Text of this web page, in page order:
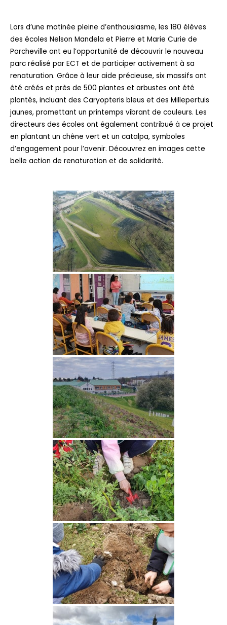
Lors d’une matinée pleine d’enthousiasme, les 180 élèves
des écoles Nelson Mandela et Pierre et Marie Curie de
Porcheville ont eu l’opportunité de découvrir le nouveau
parc réalisé par ECT et de participer activement à sa
renaturation. Grâce à leur aide précieuse, six massifs ont
été créés et près de 500 plantes et arbustes ont été
plantés, incluant des Caryopteris bleus et des Millepertuis
jaunes, promettant un printemps vibrant de couleurs. Les
directeurs des écoles ont également contribué à ce projet
en plantant un chêne vert et un catalpa, symboles
d’engagement pour l’avenir. Découvrez en images cette
belle action de renaturation et de solidarité.